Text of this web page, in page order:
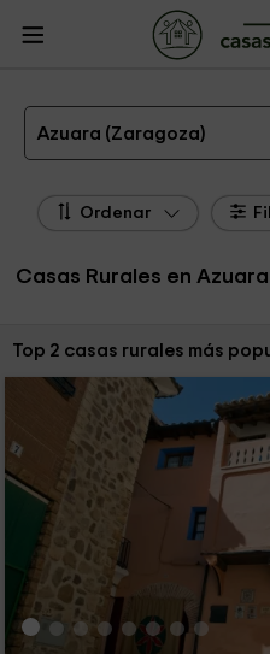
Casas Rurales
Zaragoza
Casas Rurales Azuara
Las 2 mejores casas rurales en Azuara
Azuara (Zaragoza)
Ordenar
Casas Rurales en Azuara
Ordenar por:
Top 2 casas rurales más